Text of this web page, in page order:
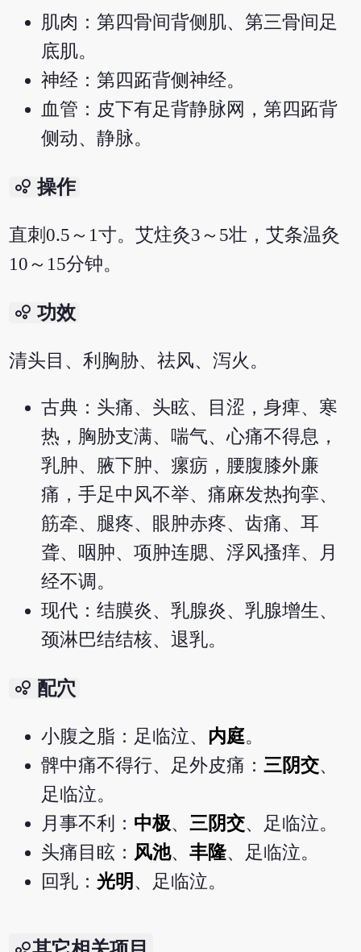
肌肉：第四骨间背侧肌、第三骨间足
底肌。
神经：第四跖背侧神经。
血管：皮下有足背静脉网，第四跖背
侧动、静脉。
bubble_chart 操作
直刺0.5～1寸。艾炷灸3～5壮，艾条温灸
10～15分钟。
bubble_chart 功效
清头目、利胸胁、祛风、泻火。
古典：头痛、头眩、目涩，身痺、寒
热，胸胁支满、喘气、心痛不得息，
乳肿、腋下肿、瘰疬，腰腹膝外廉
痛，手足中风不举、痛麻发热拘挛、
筋牵、腿疼、眼肿赤疼、齿痛、耳
聋、咽肿、项肿连腮、浮风搔痒、月
经不调。
现代：结膜炎、乳腺炎、乳腺增生、
颈淋巴结结核、退乳。
bubble_chart 配穴
小腹之脂：足临泣、 内庭。
髀中痛不得行、足外皮痛：三阴交、
足临泣。
月事不利： 中极、三阴交、足临泣。
头痛目眩： 风池、丰隆、足临泣。
回乳：光明 、足临泣。